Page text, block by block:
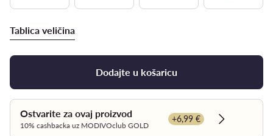
Tablica veličina
Dodajte u košaricu
Ostvarite za ovaj proizvod
10% cashbacka uz MODIVOclub GOLD
+6,99 €
Dowiedz